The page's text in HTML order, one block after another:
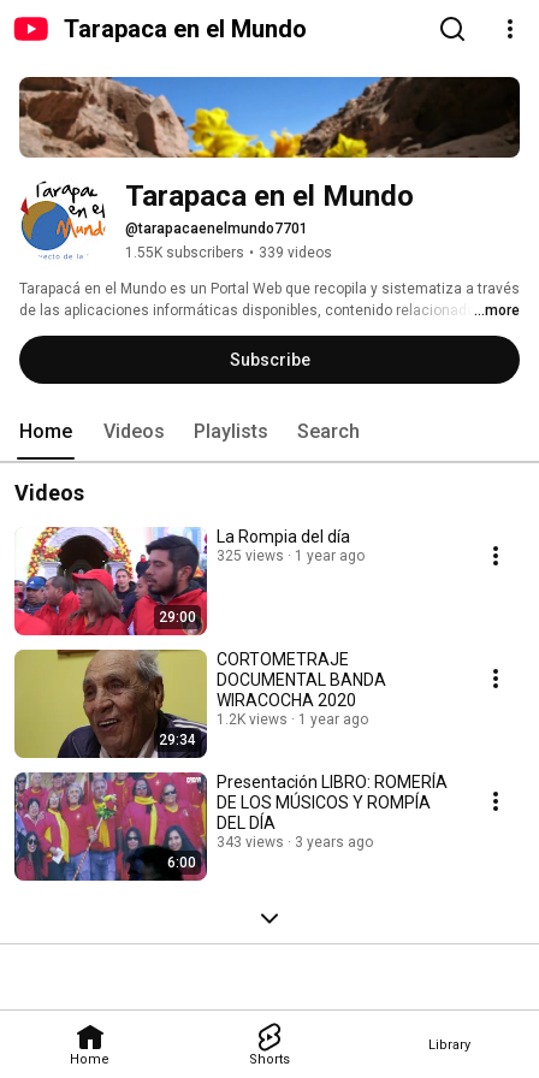
Tarapaca en el Mundo
Home Shorts
Library
Tarapaca en el Mundo
@tarapacaenelmundo7701
1.55K subscribers • 339 videos
Tarapacá en el Mundo es un Portal Web que recopila y sistematiza a través
de las aplicaciones informáticas disponibles, contenido relacionado con el
PATRIMONIO INTANGIBLE de la Región de Tarapacá. En este sentido este
espacio en YouTube es nuestra plataforma de soporte audiovisual, donde
reunimos y dejamos disponible al mundo de los registros que dan cuenta
...more
Subscribe
Home Videos Playlists Search
Videos
29:00
La Rompia del día
325 views 1 year ago
29:34
CORTOMETRAJE
DOCUMENTAL BANDA
WIRACOCHA 2020
1.2K views 1 year ago
6:00
Presentación LIBRO: ROMERÍA
DE LOS MÚSICOS Y ROMPÍA
DEL DÍA
343 views 3 years ago